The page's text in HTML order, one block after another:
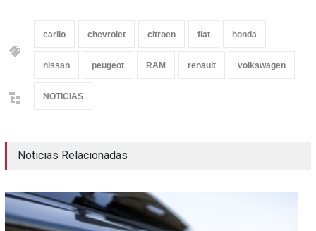
carilo chevrolet citroen fiat honda
nissan peugeot RAM renault volkswagen
NOTICIAS
Noticias Relacionadas